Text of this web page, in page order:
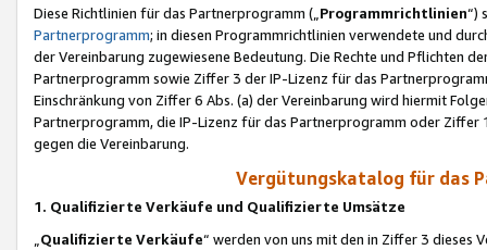
Diese Richtlinien für das Partnerprogramm („Programmrichtlinien“)
Partnerprogramm; in diesen Programmrichtlinien verwendete und
der Vereinbarung zugewiesene Bedeutung. Die Rechte und Pflichten
Partnerprogramm sowie Ziffer 3 der IP-Lizenz für das
Einschränkung von Ziffer 6 Abs. (a) der Vereinbarung wird hiermit
Partnerprogramm, die IP-Lizenz für das Partnerprogramm oder
gegen die Vereinbarung.
Vergütungskatalog für das
1. Qualifizierte Verkäufe und Qualifizierte Umsätze
Qualifizierte Verkäufe“ werden von uns mit den in Ziffer 3